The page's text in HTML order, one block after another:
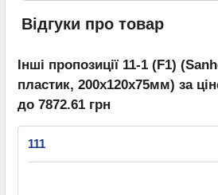
Відгуки про товар
Інші пропозиції 11-1 (F1)
пластик, 200х120х75мм) за
до 7872.61 грн
111